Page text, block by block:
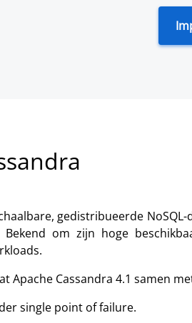
gedistribueerde
om zijn hoge
Apache Cassandra 4.1 samen
single point of failure.